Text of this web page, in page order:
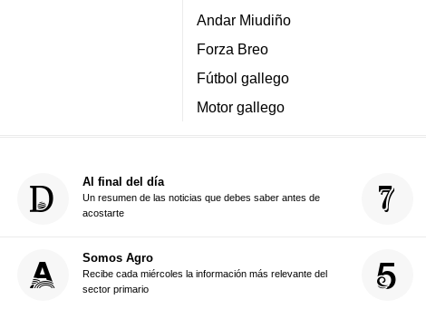
Andar Miudiño
Forza Breo
Fútbol gallego
Motor gallego
Al final del día
Un resumen de las noticias que debes saber antes de
acostarte
Somos Agro
Recibe cada miércoles la información más relevante del
sector primario